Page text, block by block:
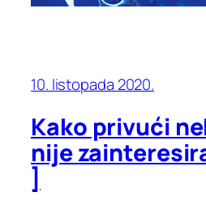
10. listopada 2020.
Kako privući
nije
]